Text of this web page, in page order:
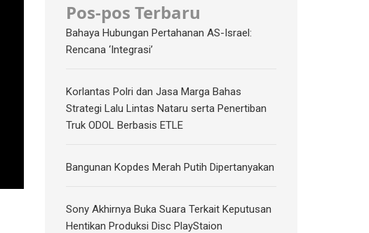
Pos-pos Terbaru
Bahaya Hubungan Pertahanan AS-Israel:
Rencana ‘Integrasi’
Korlantas Polri dan Jasa Marga Bahas
Strategi Lalu Lintas Nataru serta Penertiban
Truk ODOL Berbasis ETLE
Bangunan Kopdes Merah Putih Dipertanyakan
Sony Akhirnya Buka Suara Terkait Keputusan
Hentikan Produksi Disc PlayStaion